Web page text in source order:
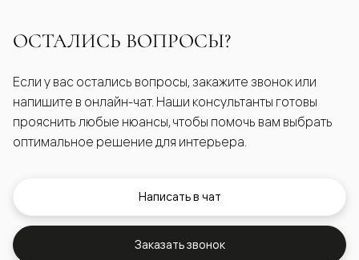
ОСТАЛИСЬ ВОПРОСЫ?
Если у вас остались вопросы, закажите звонок или
напишите в онлайн-чат. Наши консультанты готовы
прояснить любые нюансы, чтобы помочь вам выбрать
оптимальное решение для интерьера.
Написать в чат
Заказать звонок